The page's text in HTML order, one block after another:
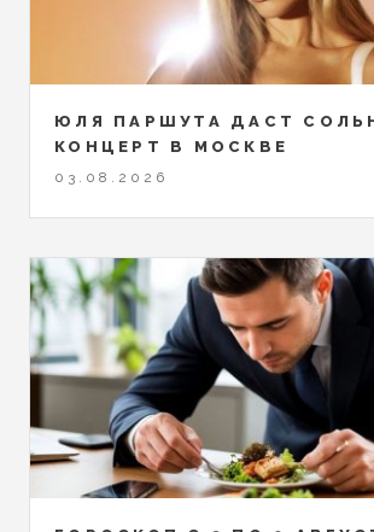
ЮЛЯ ПАРШУТА ДАСТ
КОНЦЕРТ В МОСКВЕ
03.08.2026